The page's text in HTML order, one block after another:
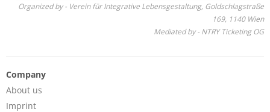
Organized by - Verein für Integrative Lebensgestaltung, Goldschlagstraße
169, 1140 Wien
Mediated by - NTRY Ticketing OG
Company
About us
Imprint